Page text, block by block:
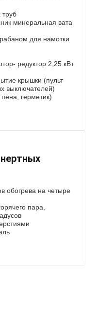
минеральная вата
для намотки
редуктор 2,25 кВт
крышки (пульт
выключателей)
герметик)
обогрева на четыре
пара,